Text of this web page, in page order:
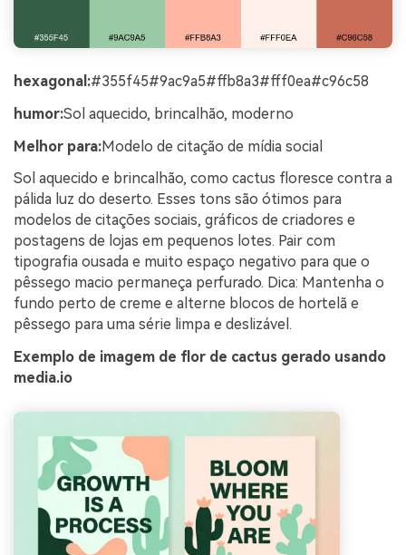
hexagonal:#355f45#9ac9a5#ffb8a3#fff0ea#c96c58
humor:Sol aquecido, brincalhão, moderno
Melhor para:Modelo de citação de mídia social
Sol aquecido e brincalhão, como cactus floresce contra a
pálida luz do deserto. Esses tons são ótimos para
modelos de citações sociais, gráficos de criadores e
postagens de lojas em pequenos lotes. Pair com
tipografia ousada e muito espaço negativo para que o
pêssego macio permaneça perfurado. Dica: Mantenha o
fundo perto de creme e alterne blocos de hortelã e
pêssego para uma série limpa e deslizável.
Exemplo de imagem de flor de cactus gerado usando
media.io